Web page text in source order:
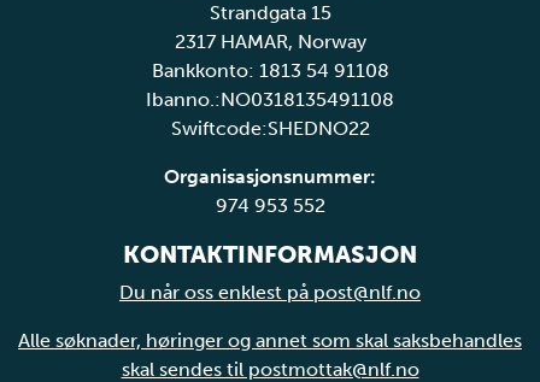
Strandgata 15
2317 HAMAR, Norway
Bankkonto: 1813 54 91108
Ibanno.:NO0318135491108
Swiftcode:SHEDNO22
Organisasjonsnummer:
974 953 552
KONTAKTINFORMASJON
Du når oss enklest på post@nlf.no
Alle søknader, høringer og annet som skal saksbehandles
skal sendes til postmottak@nlf.no